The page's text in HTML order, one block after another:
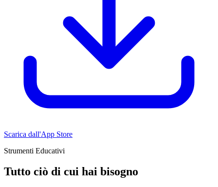
Scarica dall'App Store
Strumenti Educativi
Tutto ciò di cui hai bisogno